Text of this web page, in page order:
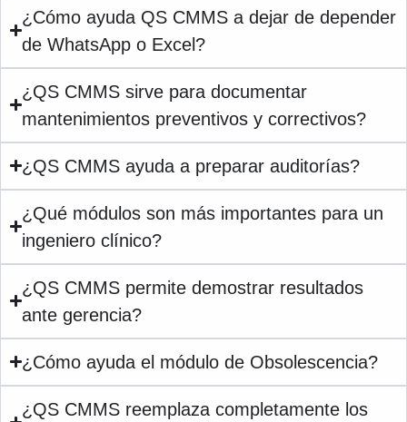
¿ Cómo ayuda QS CMMS a dejar de depender
de WhatsApp o Excel?
¿ QS CMMS sirve para documentar
mantenimientos preventivos y correctivos?
¿ QS CMMS ayuda a preparar auditorías?
¿ Qué módulos son más importantes para un
ingeniero clínico?
¿ QS CMMS permite demostrar resultados
ante gerencia?
¿ Cómo ayuda el módulo de Obsolescencia?
¿ QS CMMS reemplaza completamente los